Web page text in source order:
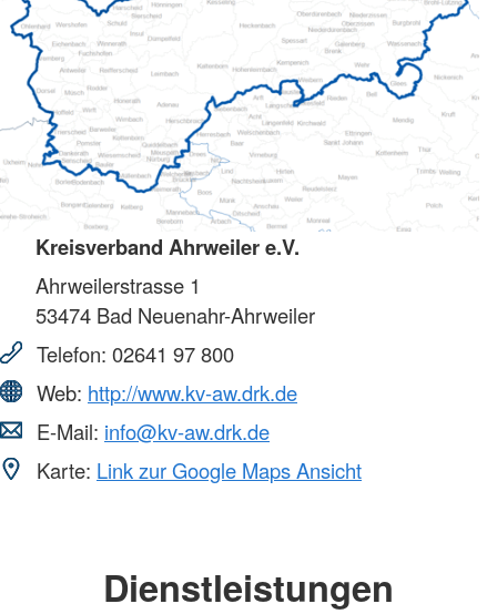
Kreisverband Ahrweiler e.V.
Ahrweilerstrasse 1
53474 Bad Neuenahr-Ahrweiler
Telefon: 02641 97 800
Web: http://www.kv-aw.drk.de
E-Mail: info@kv-aw.drk.de
Karte: Link zur Google Maps Ansicht
Dienstleistungen